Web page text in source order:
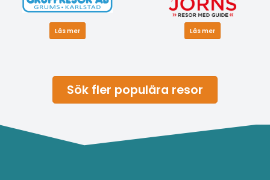
Läs mer Läs mer
Sök fler populära resor